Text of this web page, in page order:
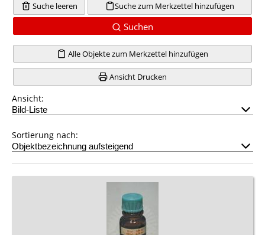
Suche leeren Suche zum Merkzettel hinzufügen
Suchen
Alle Objekte zum Merkzettel hinzufügen
Ansicht Drucken
Ansicht:
Sortierung nach: